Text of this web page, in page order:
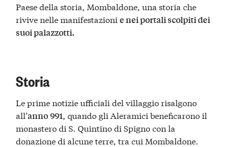
Paese della storia, Mombaldone, una storia che
rivive nelle manifestazionie nei portali scolpiti dei
suoi palazzotti.
Storia
Le prime notizie ufficiali del villaggio risalgono
all’anno991, quando gli Aleramici beneficarono il
monastero di S. Quintino di Spigno con la
donazione di alcune terre, tra cui Mombaldone.